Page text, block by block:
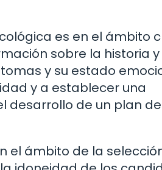
es en el ámbito
sobre la historia y
y su estado
y a establecer una
desarrollo de un plan de
el ámbito de la